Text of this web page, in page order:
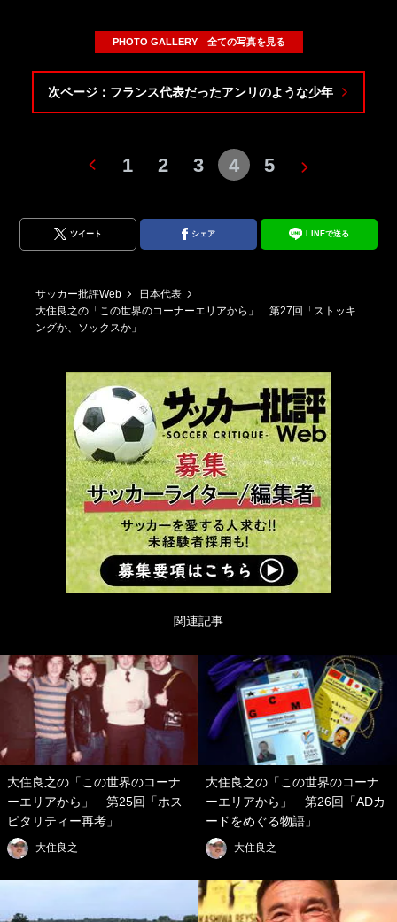
PHOTO GALLERY 全ての写真を見る
次ページ：フランス代表だったアンリのような少年
1 2 3 4 5
ツイート シェア LINEで送る
サッカー批評Web
日本代表
大住良之の「この世界のコーナーエリアから」 第27回「ストッキ
ングか、ソックスか」
関連記事
大住良之の「この世界のコーナ
ーエリアから」 第25回「ホス
ピタリティー再考」
大住良之
大住良之の「この世界のコーナ
ーエリアから」 第26回「ADカ
ードをめぐる物語」
大住良之